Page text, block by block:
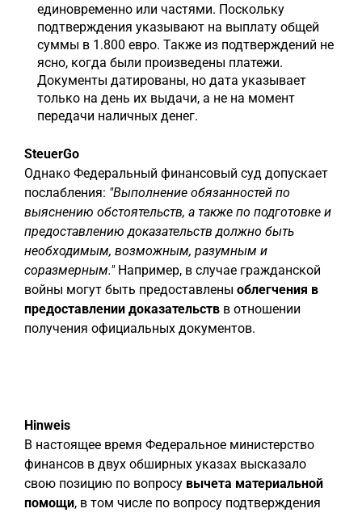
единовременно или частями. Поскольку
подтверждения указывают на выплату общей
суммы в 1.800 евро. Также из подтверждений не
ясно, когда были произведены платежи.
Документы датированы, но дата указывает
только на день их выдачи, а не на момент
передачи наличных денег.
SteuerGo
Однако Федеральный финансовый суд допускает
послабления: "Выполнение обязанностей по
выяснению обстоятельств, а также по подготовке и
предоставлению доказательств должно быть
необходимым, возможным, разумным и
соразмерным."Например, в случае гражданской
войны могут быть предоставлены облегчения в
предоставлении доказательств в отношении
получения официальных документов.
Hinweis
В настоящее время Федеральное министерство
финансов в двух обширных указах высказало
свою позицию по вопросу вычета материальной
помощи, в том числе по вопросу подтверждения